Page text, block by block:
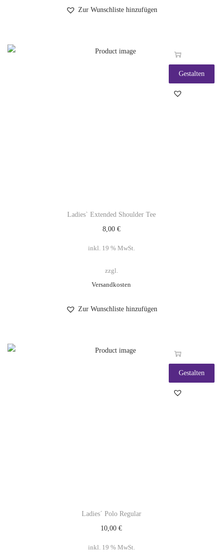
Zur Wunschliste hinzufügen
Gestalten
Ladies` Extended Shoulder Tee
8,00 €
inkl. 19 % MwSt.
zzgl.
Versandkosten
Zur Wunschliste hinzufügen
Gestalten
Ladies´ Polo Regular
10,00€
inkl. 19 % MwSt.